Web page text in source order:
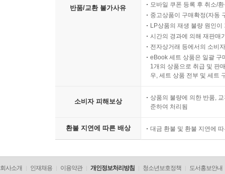
반품/교환 불가사유
모바일 쿠폰 등록 후 취소/
중고상품이 구매확정(자동
LP상품의 재생 불량 원인
시간의 경과에 의해 재판매
전자상거래 등에서의 소비
eBook 세트 상품은 일괄 구
1개의 상품으로 취급 및 판
우, 세트 상품 전부 및 세트
소비자 피해보상
상품의 불량에 의한 반품,
준하여 처리됨
환불 지연에 따른 배상 대금 환불 및 환불 지연에
회사소개 인재채용 이용약관 개인정보처리방침 청소년보호정책 도서홍보안내